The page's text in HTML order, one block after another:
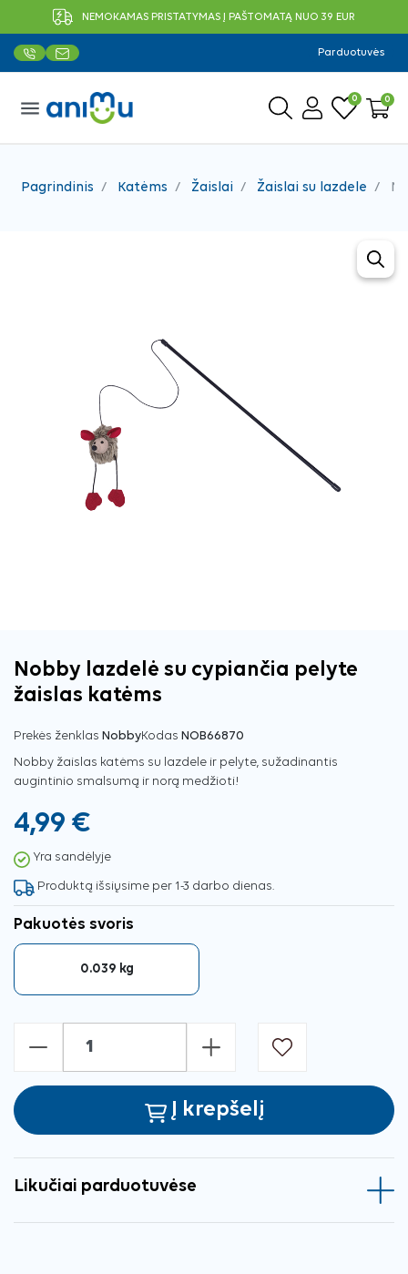
NEMOKAMAS PRISTATYMAS Į PAŠTOMATĄ NUO 39 EUR
Parduotuvės
menu 0 0
Pagrindinis Katėms Žaislai Žaislai su lazdele
Nobby lazdelė su cypiančia pelyte
žaislas katėms
Prekės ženklas NobbyKodas NOB66870
Nobby žaislas katėms su lazdele ir pelyte, sužadinantis
augintinio smalsumą ir norą medžioti!
4,99 €
Yra sandėlyje
Produktą išsiųsime per 1-3 darbo dienas.
Pakuotės svoris
0.039 kg
- +
Į krepšelį
Likučiai parduotuvėse